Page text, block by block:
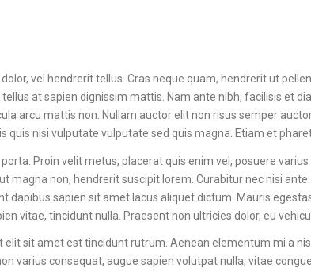
vel hendrerit tellus. Cras neque quam, hendrerit ut
at sapien dignissim mattis. Nam ante nibh, facilisis et
arcu mattis non. Nullam auctor elit non risus semper
nisi vulputate vulputate sed quis magna. Etiam et
Proin velit metus, placerat quis enim vel, posuere
magna non, hendrerit suscipit lorem. Curabitur nec nisi
sapien sit amet lacus aliquet dictum. Mauris
vitae, tincidunt nulla. Praesent non ultricies dolor, eu
sit amet est tincidunt rutrum. Aenean elementum mi a
varius consequat, augue sapien volutpat nulla, vitae